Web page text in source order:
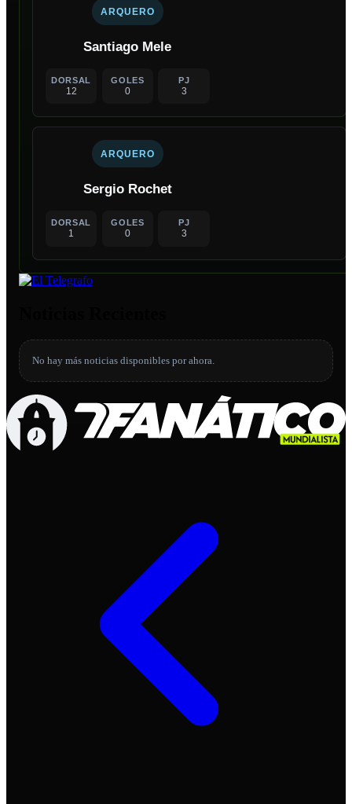
ARQUERO
Santiago Mele
DORSAL
12
GOLES
0
PJ
3
ARQUERO
Sergio Rochet
DORSAL
1
GOLES
0
PJ
3
No hay más noticias disponibles por ahora.